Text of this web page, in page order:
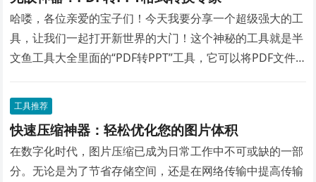
哈喽，各位亲爱的宝子们！今天我要分享一个超级强大的工
具，让我们一起打开新世界的大门！这个神秘的工具就是半
文鱼工具大全里面的“PDF转PPT”工具，它可以将PDF文件
效率瞬间提升！
工具推荐
快速压缩神器：轻松优化您的图片体积
在数字化时代，图片压缩已成为日常工作中不可或缺的一部
分。无论是为了节省存储空间，还是在网络传输中提高传输